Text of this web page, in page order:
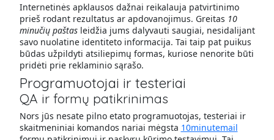
Internetinės apklausos dažnai reikalauja patvirtinimo
prieš rodant rezultatus ar apdovanojimus. Greitas 10
minučių paštasleidžia jums dalyvauti saugiai, nesidalijant
savo nuolatine identiteto informacija. Tai taip pat puikus
būdas užpildyti atsiliepimų formas, kuriose nenorite būti
pridėti prie reklaminio sąrašo.
Programuotojai ir testeriai
QA ir formų patikrinimas
Nors jūs nesate pilno etato programuotojas, testeriai ir
skaitmeniniai komandos nariai mėgsta 10minutemail